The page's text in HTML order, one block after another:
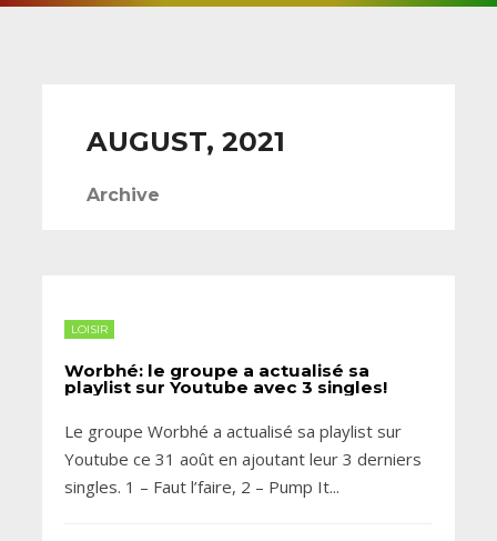
AUGUST, 2021
Archive
LOISIR
Worbhé: le groupe a actualisé sa
playlist sur Youtube avec 3 singles!
Le groupe Worbhé a actualisé sa playlist sur
Youtube ce 31 août en ajoutant leur 3 derniers
singles. 1 – Faut l’faire, 2 – Pump It...